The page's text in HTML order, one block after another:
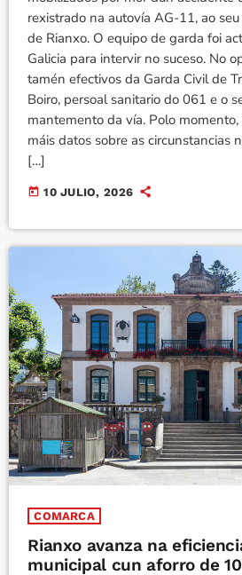
rexistrado na autovía AG-11, ao
de Rianxo. O equipo de garda foi
Galicia para intervir no suceso. No
tamén efectivos da Garda Civil de
Boiro, persoal sanitario do 061 e o
mantemento da vía. Polo
máis datos sobre as circunstancias
[…]
today 10 JULIO, 2026
COMARCA
Rianxo avanza na
municipal cun aforro de